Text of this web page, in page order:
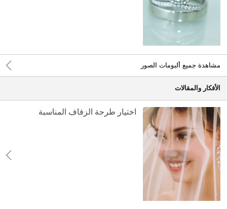
مشاهدة جميع ألبومات الصور
الأفكار والمقالات
اختيار طرحة الزفاف المناسبة